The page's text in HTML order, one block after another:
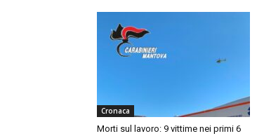
Cronaca
Morti sul lavoro: 9 vittime nei primi 6